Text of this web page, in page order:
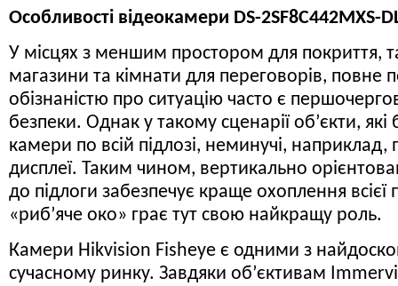
Особливості відеокамери DS-2SF8C442MXS-
У місцях з меншим простором для покриття,
магазини та кімнати для переговорів, повне
обізнаністю про ситуацію часто є
безпеки. Однак у такому сценарії об’єкти,
камери по всій підлозі, неминучі, наприклад,
дисплеї. Таким чином, вертикально
до підлоги забезпечує краще охоплення
«риб’яче око» грає тут свою найкращу роль.
Камери Hikvision Fisheye є одними з
сучасному ринку. Завдяки об’єктивам